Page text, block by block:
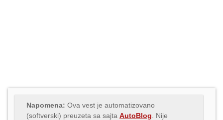
Napomena: Ova vest je automatizovano
(softverski) preuzeta sa sajta AutoBlog . Nije